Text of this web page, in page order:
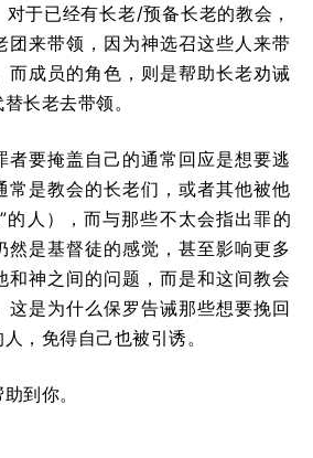
于已经有长老/预备长老的教会，
团来带领，因为神选召这些人来带
而成员的角色，则是帮助长老劝诫
长老去带领。
者要掩盖自己的通常回应是想要逃
常是教会的长老们，或者其他被他
的人），而与那些不太会指出罪的
然是基督徒的感觉，甚至影响更多
和神之间的问题，而是和这间教会
这是为什么保罗告诫那些想要挽回
，免得自己也被引诱。
到你。